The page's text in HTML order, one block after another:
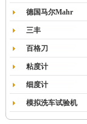
德国马尔Mahr
三丰
百格刀
粘度计
细度计
模拟洗车试验机